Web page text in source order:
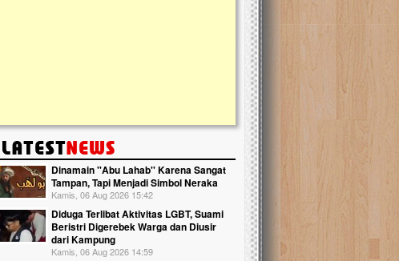
Dinamain ''Abu Lahab'' Karena Sangat
Tampan, Tapi Menjadi Simbol Neraka
Kamis, 06 Aug 2026 15:42
Diduga Terlibat Aktivitas LGBT, Suami
Beristri Digerebek Warga dan Diusir
dari Kampung
Kamis, 06 Aug 2026 14:59